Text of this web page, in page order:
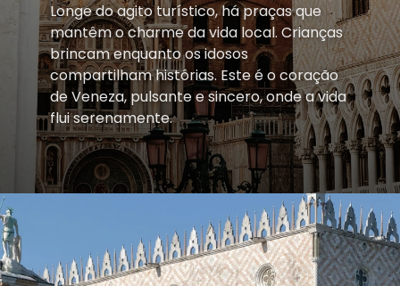
Longe do agito turístico, há praças que
mantêm o charme da vida local. Crianças
brincam enquanto os idosos
compartilham histórias. Este é o coração
de Veneza, pulsante e sincero, onde a vida
flui serenamente.